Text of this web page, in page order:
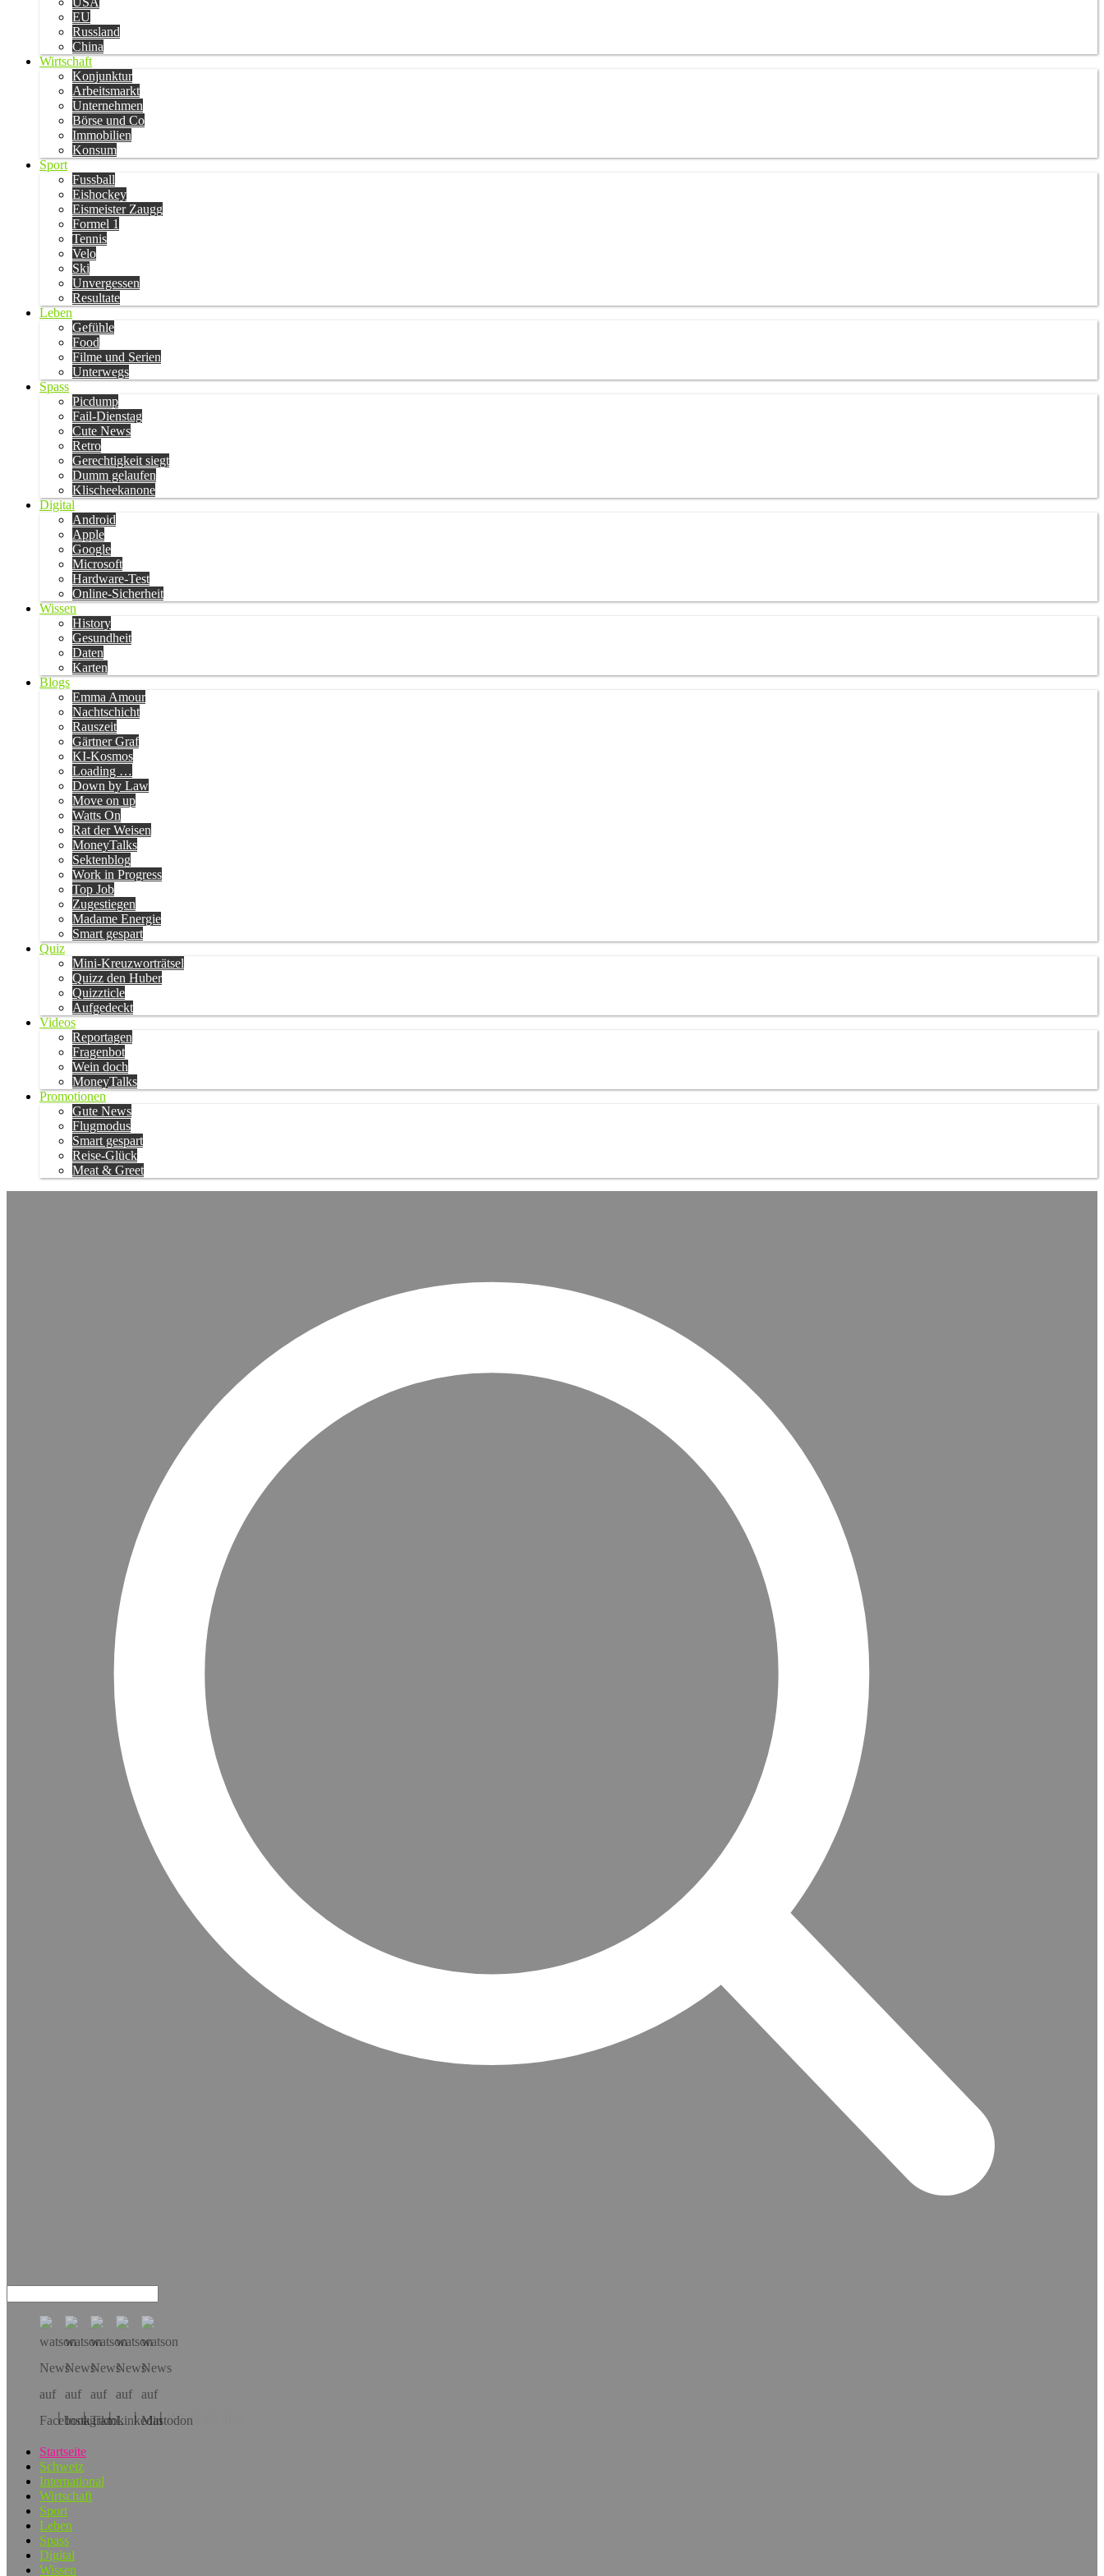
EU
Russland
China
Wirtschaft
Konjunktur
Arbeitsmarkt
Unternehmen
Börse und Co
Immobilien
Konsum
Sport
Fussball
Eishockey
Eismeister Zaugg
Formel 1
Tennis
Velo
Ski
Unvergessen
Resultate
Leben
Gefühle
Food
Filme und Serien
Unterwegs
Spass
Picdump
Fail-Dienstag
Cute News
Retro
Gerechtigkeit siegt
Dumm gelaufen
Klischeekanone
Digital
Android
Apple
Google
Microsoft
Hardware-Test
Online-Sicherheit
Wissen
History
Gesundheit
Daten
Karten
Blogs
Emma Amour
Nachtschicht
Rauszeit
Gärtner Graf
KI-Kosmos
Loading …
Down by Law
Move on up
Watts On
Rat der Weisen
MoneyTalks
Sektenblog
Work in Progress
Top Job
Zugestiegen
Madame Energie
Smart gespart
Quiz
Mini-Kreuzworträtsel
Quizz den Huber
Quizzticle
Aufgedeckt
Videos
Reportagen
Fragenbot
Wein doch
MoneyTalks
Promotionen
Gute News
Flugmodus
Smart gespart
Reise-Glück
Meat & Greet
Hol dir die App!
Startseite
Schweiz
International
Wirtschaft
Sport
Leben
Spass
Digital
Wissen